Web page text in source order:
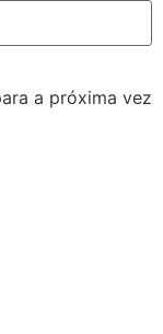
a próxima vez